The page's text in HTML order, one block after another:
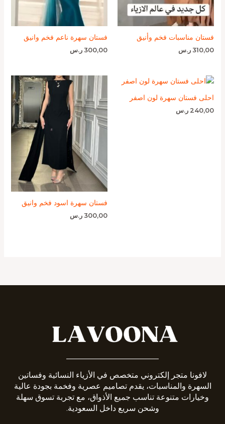
فستان مناسبات فخم وأنيق
310,00 ر.س
فستان سهرة ناعم فخم وانيق
300,00 ر.س
احلى فستان سهرة لون اصفر
240,00 ر.س
فستان سهرة اسود فخم وانيق
300,00 ر.س
لافونا متجر إلكتروني متخصص في الأزياء النسائية وفساتين
السهرة والمناسبات، يقدم تصاميم عصرية وفخمة بجودة عالية
وخيارات متنوعة تناسب جميع الأذواق، مع تجربة تسوق سهلة
وشحن سريع داخل السعودية.